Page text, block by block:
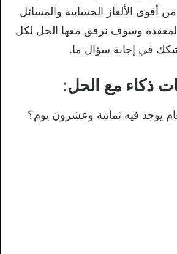
الألغاز الحسابية والمسائل
وسوف نرفق معها الحل لكل
في إجابة سؤال ما.
ذكاء مع الحل:
يوجد فيه ثمانية وعشرون يوم؟